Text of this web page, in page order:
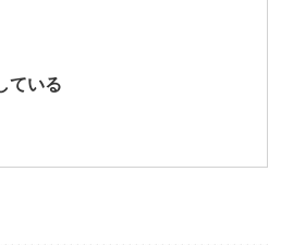
ている